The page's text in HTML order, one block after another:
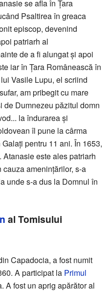
se afla în Țara
Psaltirea în greaca
episcop, devenind
patriarh al
de a fi alungat și apoi
iar în Țara Românească în
Vasile Lupu, el scriind
am pribegit cu mare
Dumnezeu păzitul domn
la îndurarea și
îl pune la cârma
pentru 11 ani. În 1653,
este ales patriarh
amenințărilor, s-a
unde s-a dus la Domnul în
al Tomisului
Capadocia, a fost numit
A participat la Primul
A fost un aprig apărător al